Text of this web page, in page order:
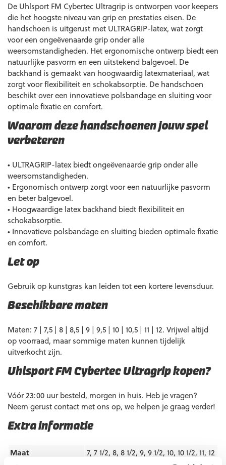
Extra informatie
Maat
7, 7 1/2, 8, 8 1/2, 9, 9 1/2, 10, 10 1/2, 11, 12
De Uhlsport FM Cybertec Ultragrip is ontworpen voor keepers
die het hoogste niveau van grip en prestaties eisen. De
handschoen is uitgerust met ULTRAGRIP-latex, wat zorgt
voor een ongeëvenaarde grip onder alle
weersomstandigheden. Het ergonomische ontwerp biedt een
natuurlijke pasvorm en een uitstekend balgevoel. De
backhand is gemaakt van hoogwaardig latexmateriaal, wat
zorgt voor flexibiliteit en schokabsorptie. De handschoen
beschikt over een innovatieve polsbandage en sluiting voor
optimale fixatie en comfort.
Waarom deze handschoenen jouw spel
verbeteren
• ULTRAGRIP-latex biedt ongeëvenaarde grip onder alle
weersomstandigheden.
• Ergonomisch ontwerp zorgt voor een natuurlijke pasvorm
en beter balgevoel.
• Hoogwaardige latex backhand biedt flexibiliteit en
schokabsorptie.
• Innovatieve polsbandage en sluiting bieden optimale fixatie
en comfort.
Let op
Gebruik op kunstgras kan leiden tot een kortere levensduur.
Beschikbare maten
Maten: 7 | 7,5 | 8 | 8,5 | 9 | 9,5 | 10 | 10,5 | 11 | 12. Vrijwel altijd
op voorraad, maar sommige maten kunnen tijdelijk
uitverkocht zijn.
Uhlsport FM Cybertec Ultragrip kopen?
Vóór 23:00 uur besteld, morgen in huis. Heb je vragen?
Neem gerust contact met ons op, we helpen je graag verder!